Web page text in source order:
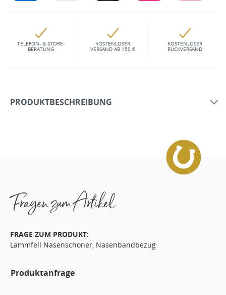
TELEFON- & STORE-
BERATUNG
KOSTENLOSER
VERSAND AB 150 €
KOSTENLOSER
RÜCKVERSAND
PRODUKTBESCHREIBUNG
Fragen zum Artikel
FRAGE ZUM PRODUKT:
Lammfell Nasenschoner, Nasenbandbezug
Produktanfrage